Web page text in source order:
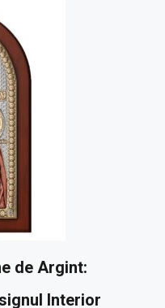
de Argint:
Interior